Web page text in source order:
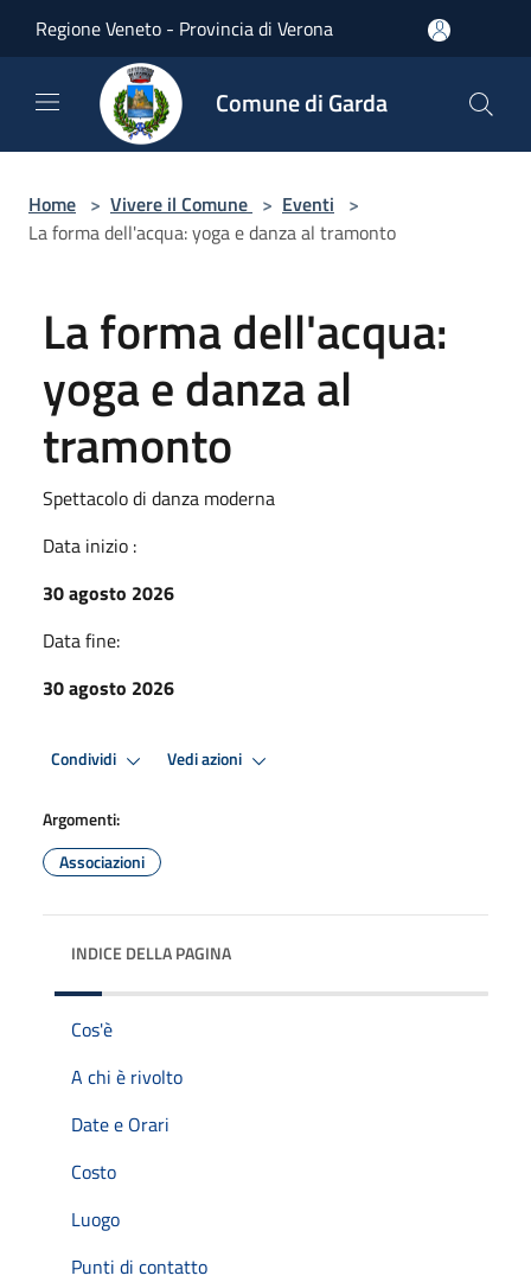
Regione Veneto - Provincia di Verona
Comune di Garda
Home > Vivere il Comune > Eventi >
La forma dell'acqua: yoga e danza al tramonto
La forma dell'acqua:
yoga e danza al
tramonto
Spettacolo di danza moderna
Data inizio :
30 agosto 2026
Data fine:
30 agosto 2026
Condividi Vedi azioni
Argomenti:
Associazioni
INDICE DELLA PAGINA
Cos'è
A chi è rivolto
Date e Orari
Costo
Luogo
Punti di contatto